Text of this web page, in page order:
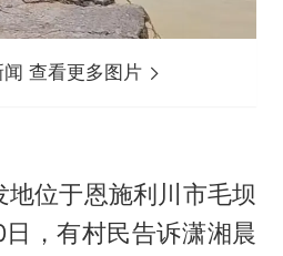
查看更多图片
位于恩施利川市毛坝
，有村民告诉潇湘晨